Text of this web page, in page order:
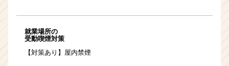
就業場所の
受動喫煙対策
【対策あり】屋内禁煙